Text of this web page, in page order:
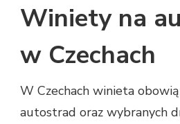
Winiety na
w Czechach
W Czechach winieta
autostrad oraz wybranych